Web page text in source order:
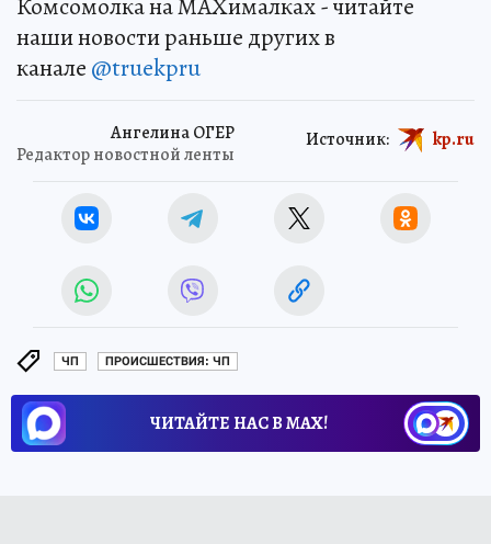
наши новости раньше других в
канале @truekpru
Ангелина ОГЕР
Редактор новостной ленты
Источник: kp.ru
ЧП ПРОИСШЕСТВИЯ: ЧП
ЧИТАЙТЕ НАС В МАХ!